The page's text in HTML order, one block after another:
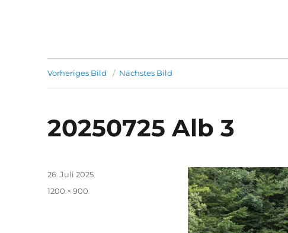
Vorheriges Bild Nächstes Bild
20250725 Alb 3
Veröffentlicht
26. Juli 2025
Volle
1200 × 900